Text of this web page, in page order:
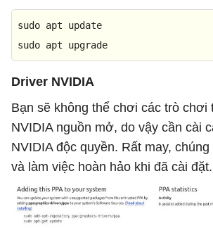
sudo apt update
sudo apt upgrade
Driver NVIDIA
Bạn sẽ không thể chơi các trò chơi
NVIDIA nguồn mở, do vậy cần cài
NVIDIA độc quyền. Rất may,
và làm việc hoàn hảo khi đã cài đặt.